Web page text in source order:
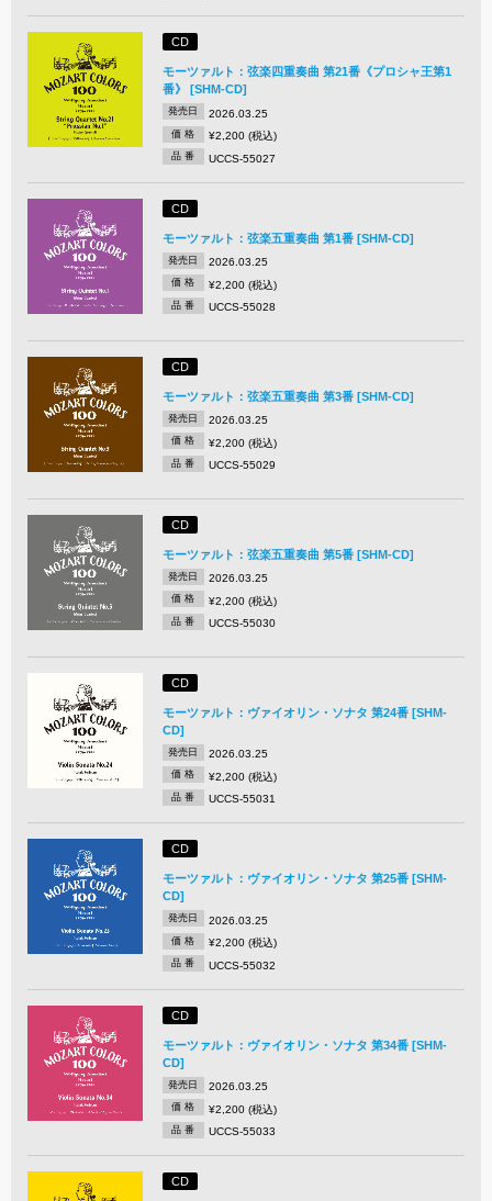
CD
モーツァルト：弦楽四重奏曲 第21番《プロシャ王第1
番》 [SHM-CD]
発売日 2026.03.25
価 格 ¥2,200 (税込)
品 番 UCCS-55027
CD
モーツァルト：弦楽五重奏曲 第1番 [SHM-CD]
発売日 2026.03.25
価 格 ¥2,200 (税込)
品 番 UCCS-55028
CD
モーツァルト：弦楽五重奏曲 第3番 [SHM-CD]
発売日 2026.03.25
価 格 ¥2,200 (税込)
品 番 UCCS-55029
CD
モーツァルト：弦楽五重奏曲 第5番 [SHM-CD]
発売日 2026.03.25
価 格 ¥2,200 (税込)
品 番 UCCS-55030
CD
モーツァルト：ヴァイオリン・ソナタ 第24番 [SHM-
CD]
発売日 2026.03.25
価 格 ¥2,200 (税込)
品 番 UCCS-55031
CD
モーツァルト：ヴァイオリン・ソナタ 第25番 [SHM-
CD]
発売日 2026.03.25
価 格 ¥2,200 (税込)
品 番 UCCS-55032
CD
モーツァルト：ヴァイオリン・ソナタ 第34番 [SHM-
CD]
発売日 2026.03.25
価 格 ¥2,200 (税込)
品 番 UCCS-55033
CD